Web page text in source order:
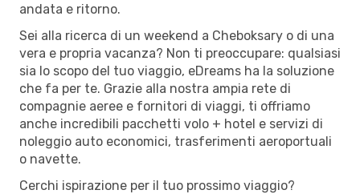
andata e ritorno.
Sei alla ricerca di un weekend a Cheboksary o di una
vera e propria vacanza? Non ti preoccupare: qualsiasi
sia lo scopo del tuo viaggio, eDreams ha la soluzione
che fa per te. Grazie alla nostra ampia rete di
compagnie aeree e fornitori di viaggi, ti offriamo
anche incredibili pacchetti volo + hotel e servizi di
noleggio auto economici, trasferimenti aeroportuali
o navette.
Cerchi ispirazione per il tuo prossimo viaggio?